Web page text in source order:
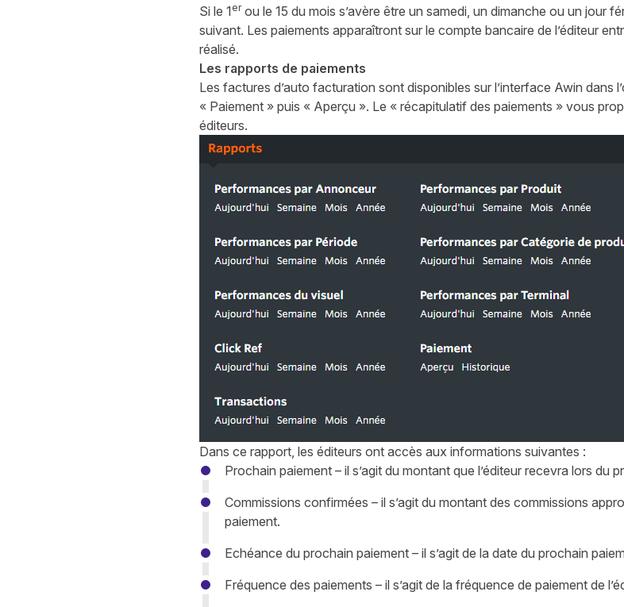
Si le 1erou le 15 du mois s’avère être un samedi, un dimanche ou un jour
suivant. Les paiements apparaîtront sur le compte bancaire de l’éditeur
réalisé.
Les rapports de paiements
Les factures d’auto facturation sont disponibles sur l’interface Awin dans
« Paiement » puis « Aperçu ». Le « récapitulatif des paiements » vous
éditeurs.
Dans ce rapport, les éditeurs ont accès aux informations suivantes :
Prochain paiement – il s’agit du montant que l’éditeur recevra lors du
Commissions confirmées – il s’agit du montant des commissions
paiement.
Echéance du prochain paiement – il s’agit de la date du prochain
Fréquence des paiements – il s’agit de la fréquence de paiement de